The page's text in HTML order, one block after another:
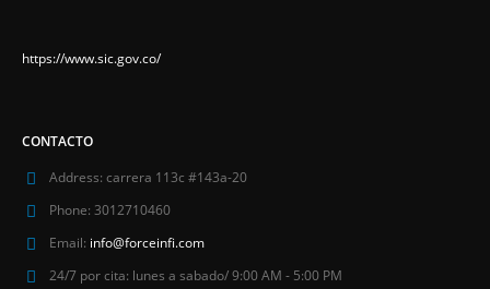
https://www.sic.gov.co/
CONTACTO
Address: carrera 113c #143a-20
Phone: 3012710460
Email: info@forceinfi.com
24/7 por cita: lunes a sabado/ 9:00 AM - 5:00 PM